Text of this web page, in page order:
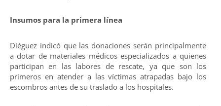
Insumos para la primera línea
Diéguez indicó que las donaciones serán principalmente
a dotar de materiales médicos especializados a quienes
participan en las labores de rescate, ya que son los
primeros en atender a las víctimas atrapadas bajo los
escombros antes de su traslado a los hospitales.